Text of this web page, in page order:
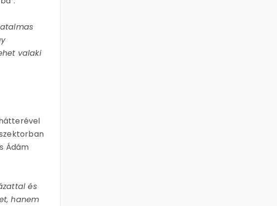
valaki
Ádám
és
hanem